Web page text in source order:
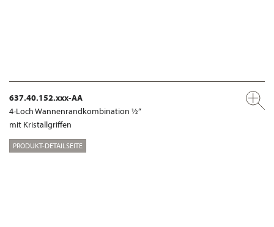
637.40.152.xxx-AA
4-Loch Wannenrandkombination ½“
mit Kristallgriffen
PRODUKT-DETAILSEITE